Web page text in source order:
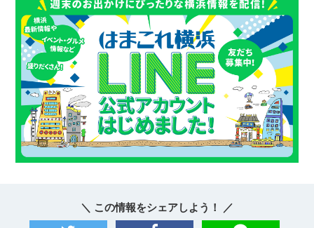
＼ この情報をシェアしよう！ ／